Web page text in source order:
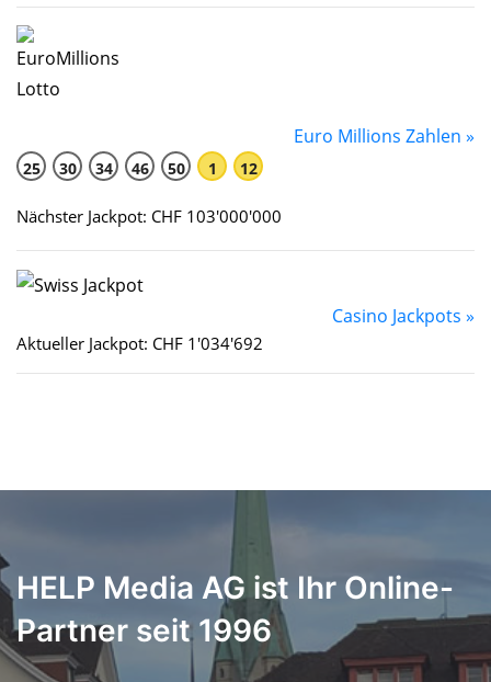
Euro Millions Zahlen »
25 30 34 46 50 1 12
Nächster Jackpot: CHF 103'000'000
Casino Jackpots »
Aktueller Jackpot: CHF 1'034'692
HELP Media AG ist Ihr Online-
Partner seit 1996